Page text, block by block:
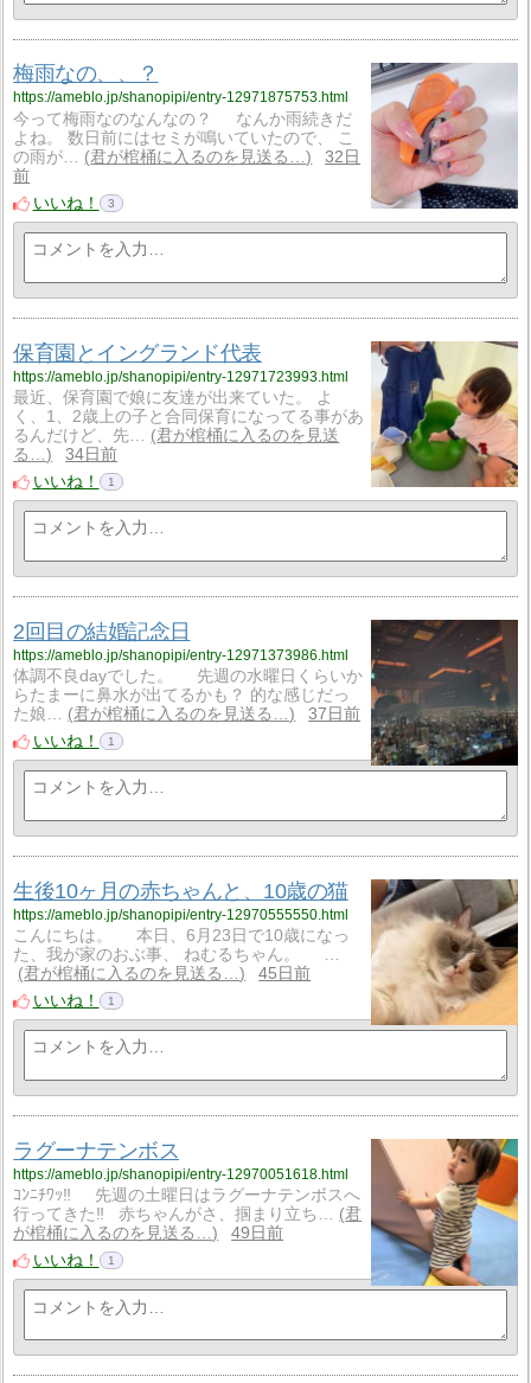
梅雨なの、、？
https://ameblo.jp/shanopipi/entry-12971875753.html
今って梅雨なのなんなの？ なんか雨続きだ
よね。 数日前にはセミが鳴いていたので、 こ
の雨が…
君が棺桶に入るのを見送る…
32日
前
いいね！
3
保育園とイングランド代表
https://ameblo.jp/shanopipi/entry-12971723993.html
最近、保育園で娘に友達が出来ていた。 よ
く、1、2歳上の子と合同保育になってる事があ
るんだけど、先…
君が棺桶に入るのを見送
る…
34日前
いいね！
1
2回目の結婚記念日
https://ameblo.jp/shanopipi/entry-12971373986.html
体調不良dayでした。 先週の水曜日くらいか
らたまーに鼻水が出てるかも？ 的な感じだっ
た娘…
君が棺桶に入るのを見送る…
37日前
いいね！
1
生後10ヶ月の赤ちゃんと、10歳の猫
https://ameblo.jp/shanopipi/entry-12970555550.html
こんにちは。 本日、6月23日で10歳になっ
た、我が家のおぶ事、 ねむるちゃん。 …
君が棺桶に入るのを見送る…
45日前
いいね！
1
ラグーナテンボス
https://ameblo.jp/shanopipi/entry-12970051618.html
ｺﾝﾆﾁﾜｯ‼ 先週の土曜日はラグーナテンボスへ
行ってきた‼ 赤ちゃんがさ、掴まり立ち…
君
が棺桶に入るのを見送る…
49日前
いいね！
1